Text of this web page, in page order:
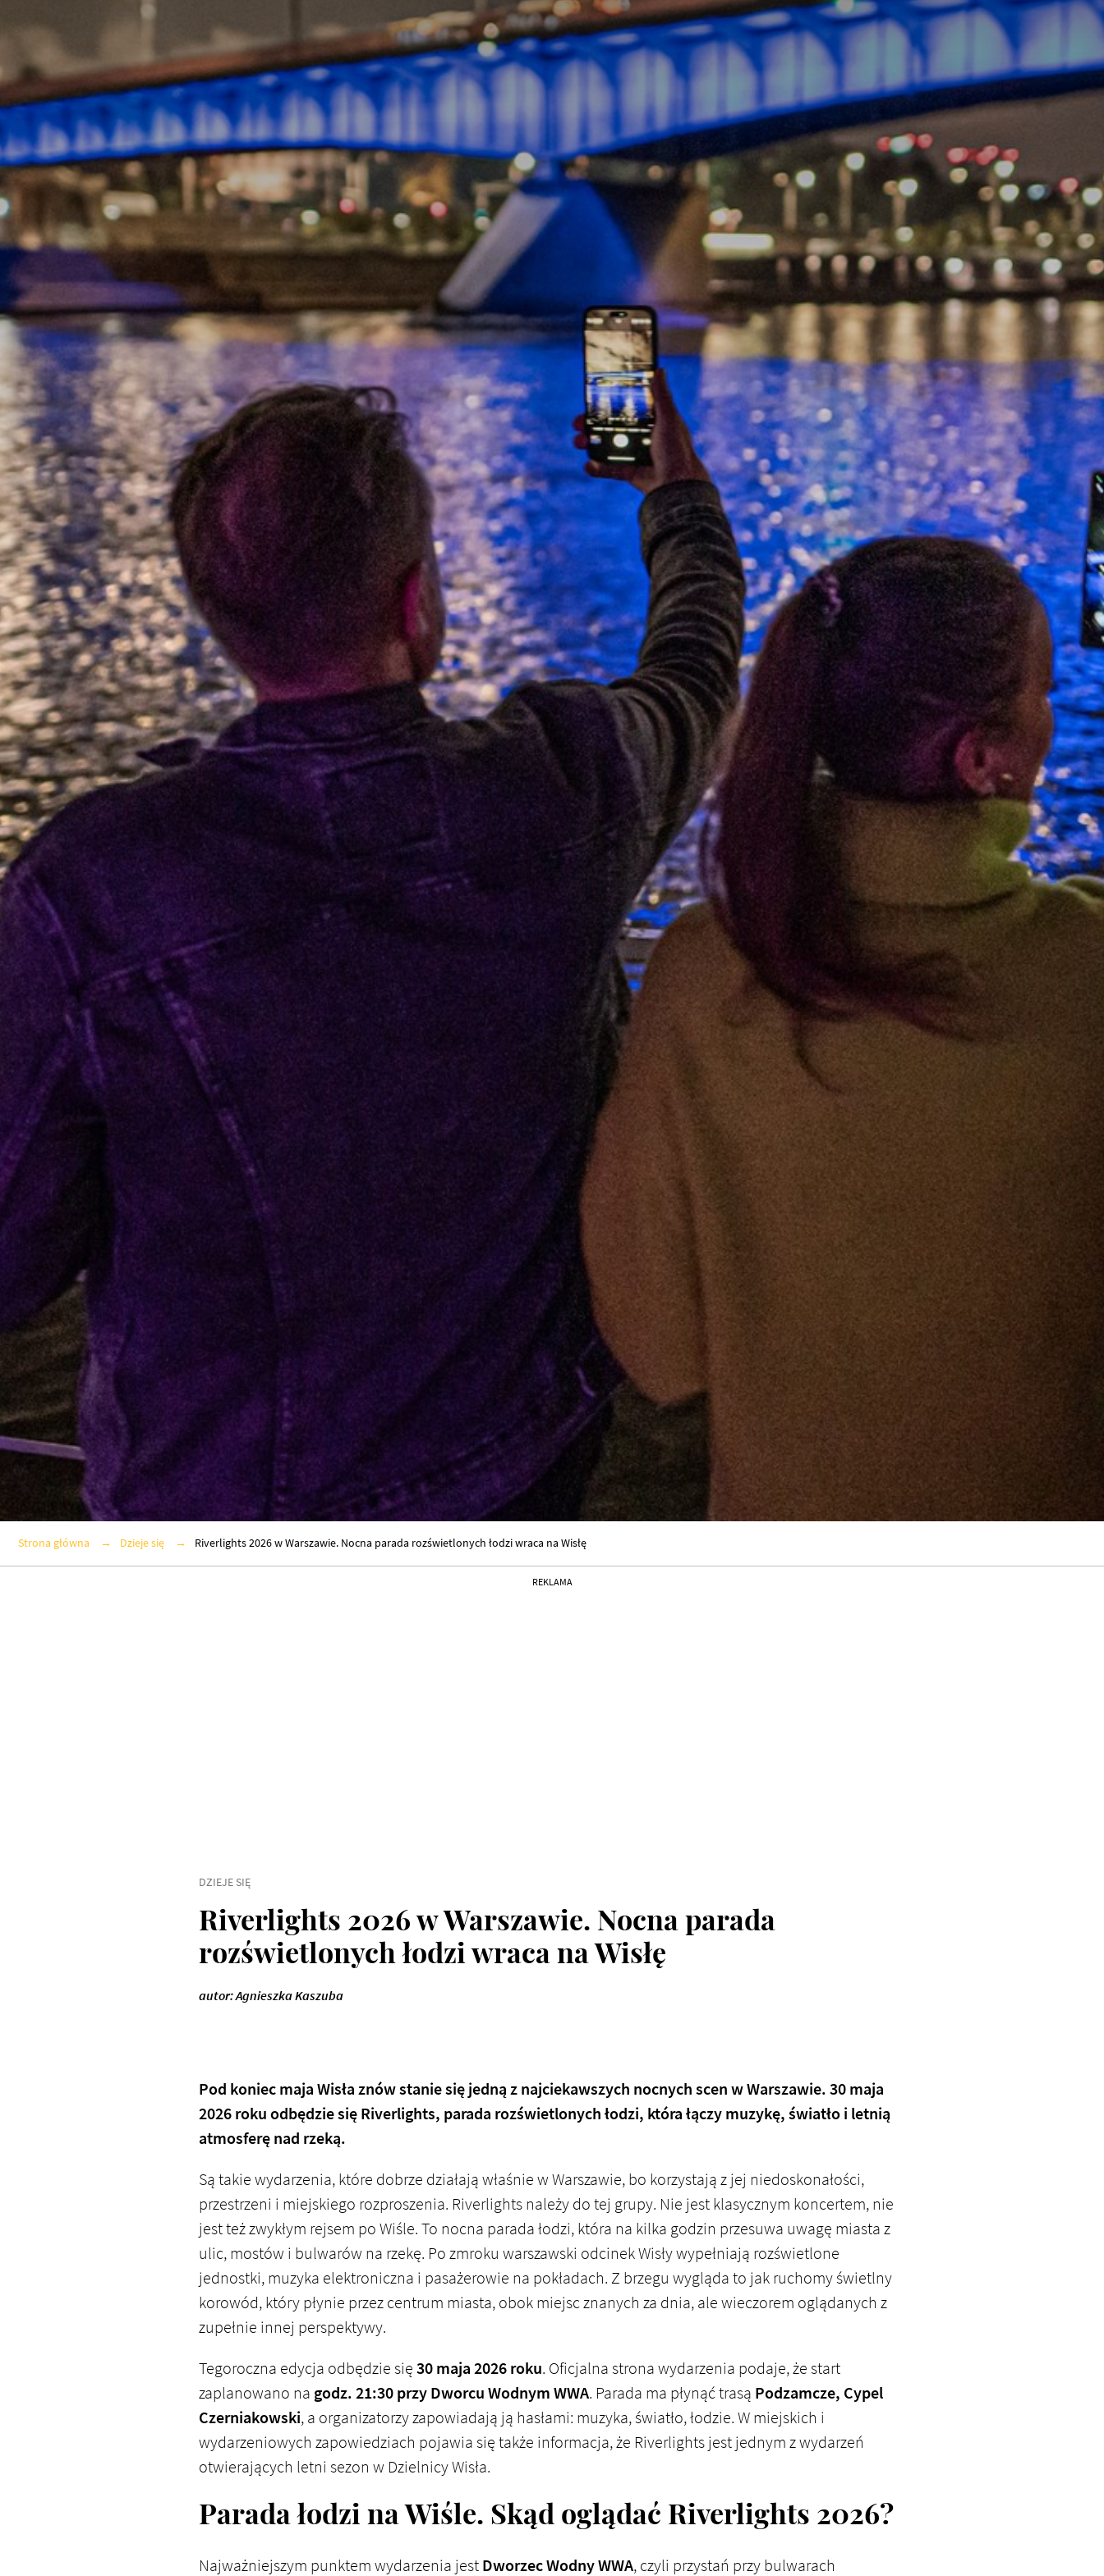
Strona główna Dzieje się Riverlights 2026 w Warszawie. Nocna parada rozświetlonych łodzi wraca na Wisłę
REKLAMA
DZIEJE SIĘ
Riverlights 2026 w Warszawie. Nocna parada
rozświetlonych łodzi wraca na Wisłę
autor: Agnieszka Kaszuba
Pod koniec maja Wisła znów stanie się jedną z najciekawszych nocnych scen w Warszawie.30 maja
2026 roku odbędzie się Riverlights, parada rozświetlonych łodzi, która łączy muzykę, światło i letnią
atmosferę nad rzeką.
Są takie wydarzenia, które dobrze działają właśnie w Warszawie, bo korzystają z jej niedoskonałości,
przestrzeni i miejskiego rozproszenia. Riverlights należy do tej grupy. Nie jest klasycznym koncertem, nie
jest też zwykłym rejsem po Wiśle. To nocna parada łodzi, która na kilka godzin przesuwa uwagę miasta z
ulic, mostów i bulwarów na rzekę. Po zmroku warszawski odcinek Wisły wypełniają rozświetlone
jednostki, muzyka elektroniczna i pasażerowie na pokładach. Z brzegu wygląda to jak ruchomy świetlny
korowód, który płynie przez centrum miasta, obok miejsc znanych za dnia, ale wieczorem oglądanych z
zupełnie innej perspektywy.
Tegoroczna edycja odbędzie się30 maja 2026 roku. Oficjalna strona wydarzenia podaje, że start
zaplanowano na godz. 21:30 przy Dworcu Wodnym WWA. Parada ma płynąć trasą Podzamcze, Cypel
Czerniakowski, a organizatorzy zapowiadają ją hasłami: muzyka, światło, łodzie. W miejskich i
wydarzeniowych zapowiedziach pojawia się także informacja, że Riverlights jest jednym z wydarzeń
otwierających letni sezon w Dzielnicy Wisła.
Parada łodzi na Wiśle. Skąd oglądać Riverlights 2026?
Najważniejszym punktem wydarzenia jestDworzec Wodny WWA, czyli przystań przy bulwarach